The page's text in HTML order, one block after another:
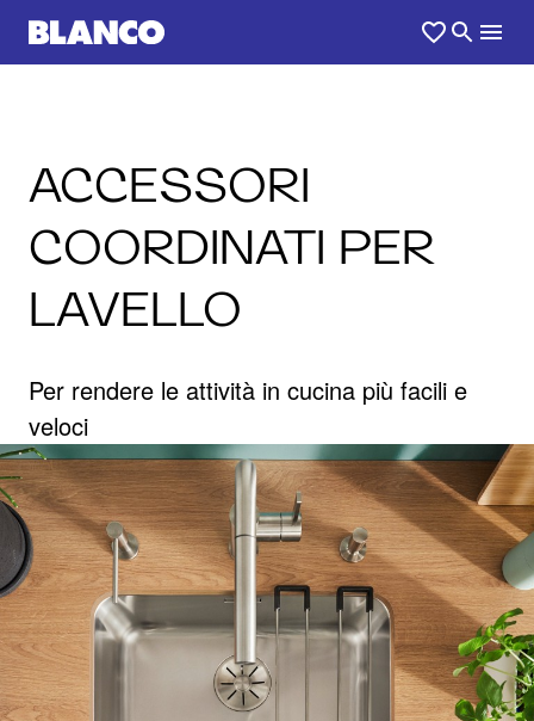
ACCESSORI
COORDINATI PER
LAVELLO
Per rendere le attività in cucina più facili e
veloci